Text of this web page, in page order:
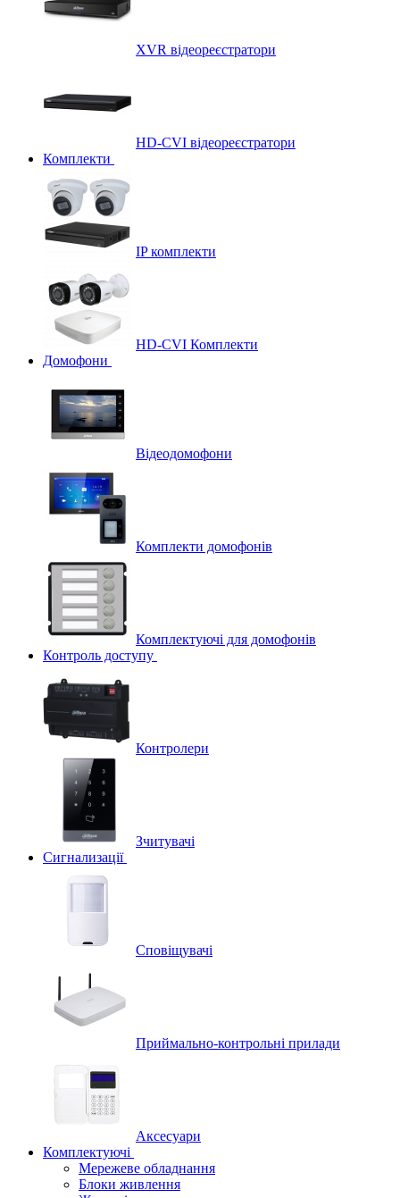
XVR відеореєстратори
HD-CVI відеореєстратори
Комплекти
IP комплекти
HD-CVI Комплекти
Домофони
Відеодомофони
Комплекти домофонів
Комплектуючі для домофонів
Контроль доступу
Контролери
Зчитувачі
Сигнализації
Сповіщувачі
Приймально-контрольні прилади
Аксесуари
Комплектуючі
Мережеве обладнання
Блоки живлення